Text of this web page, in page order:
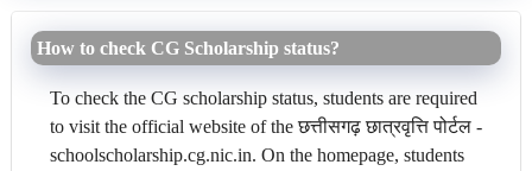
How to check CG Scholarship status?
To check the CG scholarship status, students are required
to visit the official website of the छत्तीसगढ़ छात्रवृत्ति पोर्टल -
schoolscholarship.cg.nic.in. On the homepage, students